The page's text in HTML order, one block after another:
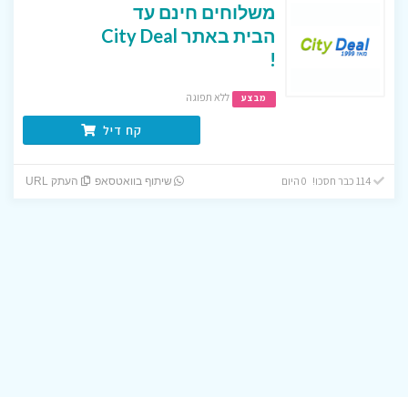
משלוחים חינם עד
הבית באתר City Deal
!
מבצע ללא תפוגה
קח דיל
114 כבר חסכו! 0 היום שיתוף בוואטסאפ העתק URL